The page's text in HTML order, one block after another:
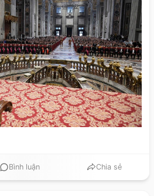
trang và đạo đức giả; rèn luyện
nguyện và chiêm niệm; biết yêu
đã yêu thương; đừng chấp nhận
hay chỉ đón nhận cách thụ
đời sống linh mục. Sau đây là
Đức Thánh Cha:
Bình luận Chia sẻ